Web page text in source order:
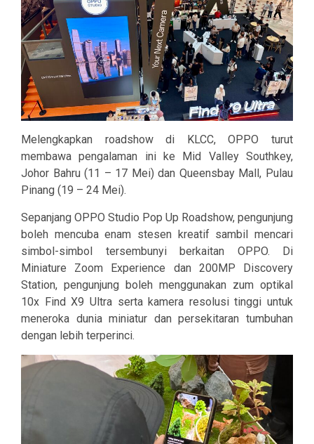
Melengkapkan roadshow di KLCC, OPPO turut
membawa pengalaman ini ke Mid Valley Southkey,
Johor Bahru (11 – 17 Mei) dan Queensbay Mall, Pulau
Pinang (19 – 24 Mei).
Sepanjang OPPO Studio Pop Up Roadshow, pengunjung
boleh mencuba enam stesen kreatif sambil mencari
simbol-simbol tersembunyi berkaitan OPPO. Di
Miniature Zoom Experience dan 200MP Discovery
Station, pengunjung boleh menggunakan zum optikal
10x Find X9 Ultra serta kamera resolusi tinggi untuk
meneroka dunia miniatur dan persekitaran tumbuhan
dengan lebih terperinci.